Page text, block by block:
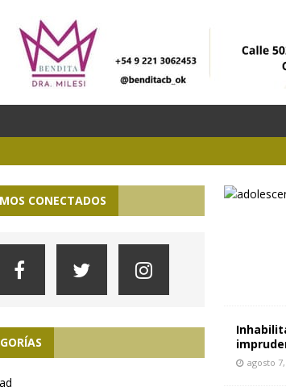
OÍR Y SENTIR
CONECTADOS
agosto